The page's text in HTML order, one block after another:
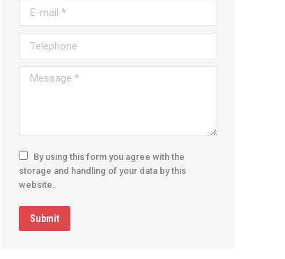
E-mail *
Telephone
Message *
By using this form you agree with the
storage and handling of your data by this
website.
Submit